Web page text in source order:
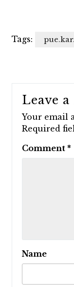
Tags:
Leave
Your email
Required
Comment *
Name